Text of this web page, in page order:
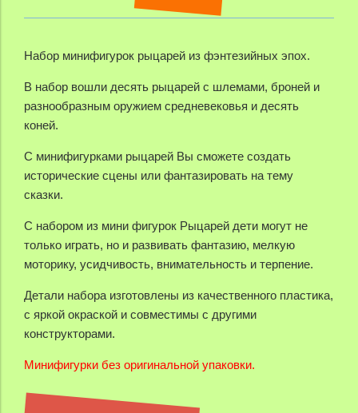
Набор минифигурок рыцарей из фэнтезийных эпох.
В набор вошли десять рыцарей с шлемами, броней и
разнообразным оружием средневековья и десять
коней.
С минифигурками рыцарей Вы сможете создать
исторические сцены или фантазировать на тему
сказки.
С набором из мини фигурок Рыцарей дети могут не
только играть, но и развивать фантазию, мелкую
моторику, усидчивость, внимательность и терпение.
Детали набора изготовлены из качественного пластика,
с яркой окраской и совместимы с другими
конструкторами.
Минифигурки без оригинальной упаковки.